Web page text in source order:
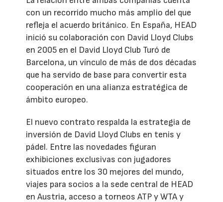
con un recorrido mucho más amplio del que
refleja el acuerdo británico. En España, HEAD
inició su colaboración con David Lloyd Clubs
en 2005 en el David Lloyd Club Turó de
Barcelona, un vínculo de más de dos décadas
que ha servido de base para convertir esta
cooperación en una alianza estratégica de
ámbito europeo.
El nuevo contrato respalda la estrategia de
inversión de David Lloyd Clubs en tenis y
pádel. Entre las novedades figuran
exhibiciones exclusivas con jugadores
situados entre los 30 mejores del mundo,
viajes para socios a la sede central de HEAD
en Austria, acceso a torneos ATP y WTA y